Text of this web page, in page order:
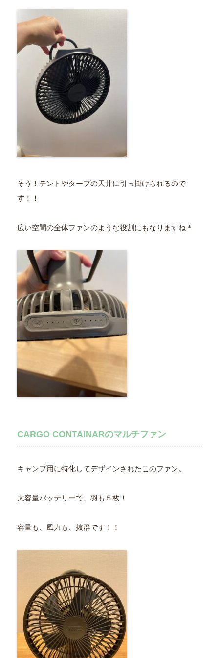
そう！テントやタープの天井に引っ掛けられるので
す！！
広い空間の全体ファンのような役割にもなりますね＊
CARGO CONTAINARのマルチファン
キャンプ用に特化してデザインされたこのファン。
大容量バッテリーで、羽も５枚！
容量も、風力も、抜群です！！